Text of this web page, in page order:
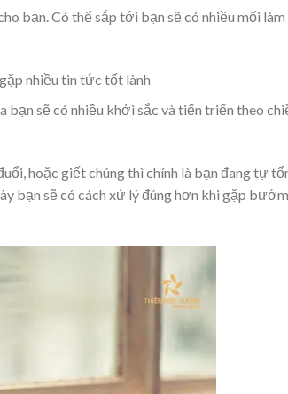
bạn. Có thể sắp tới bạn sẽ có nhiều mối làm
nhiều tin tức tốt lành
sẽ có nhiều khởi sắc và tiến triển theo
hoặc giết chúng thì chính là bạn đang tự
bạn sẽ có cách xử lý đúng hơn khi gặp bướm